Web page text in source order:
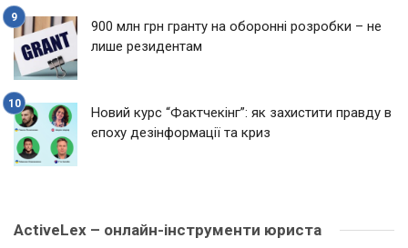
900 млн грн гранту на оборонні розробки – не
лише резидентам
Новий курс “Фактчекінг”: як захистити правду в
епоху дезінформації та криз
ActiveLex – онлайн-інструменти юриста